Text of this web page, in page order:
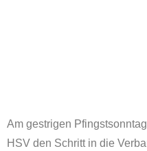
Am gestrigen
HSV den Schritt in die